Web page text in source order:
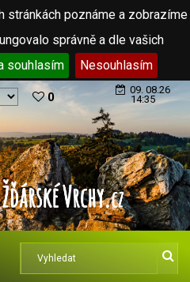
stránkách poznáme a zobrazíme
správně a dle vašich
souhlasím Nesouhlasím
0
09. 08.26
14:35